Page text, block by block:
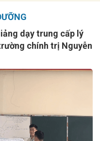
dạy trung cấp lý
chính trị Nguyễn